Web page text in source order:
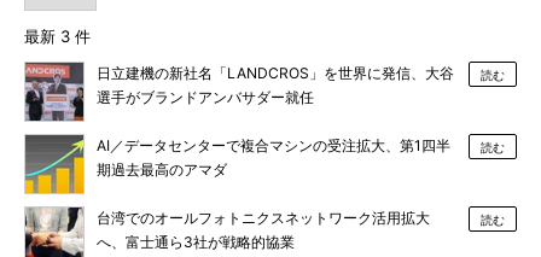
最新 3 件
日立建機の新社名「LANDCROS」を世界に発信、大谷
選手がブランドアンバサダー就任
読む
AI／データセンターで複合マシンの受注拡大、第1四半
期過去最高のアマダ
読む
台湾でのオールフォトニクスネットワーク活用拡大
へ、富士通ら3社が戦略的協業
読む